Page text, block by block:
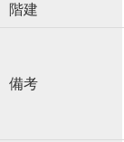
階建
備考